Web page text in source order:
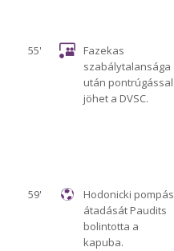
55'
Fazekas
szabálytalansága
után pontrúgással
jöhet a DVSC.
59'
Hodonicki pompás
átadását Paudits
bolintotta a
kapuba.